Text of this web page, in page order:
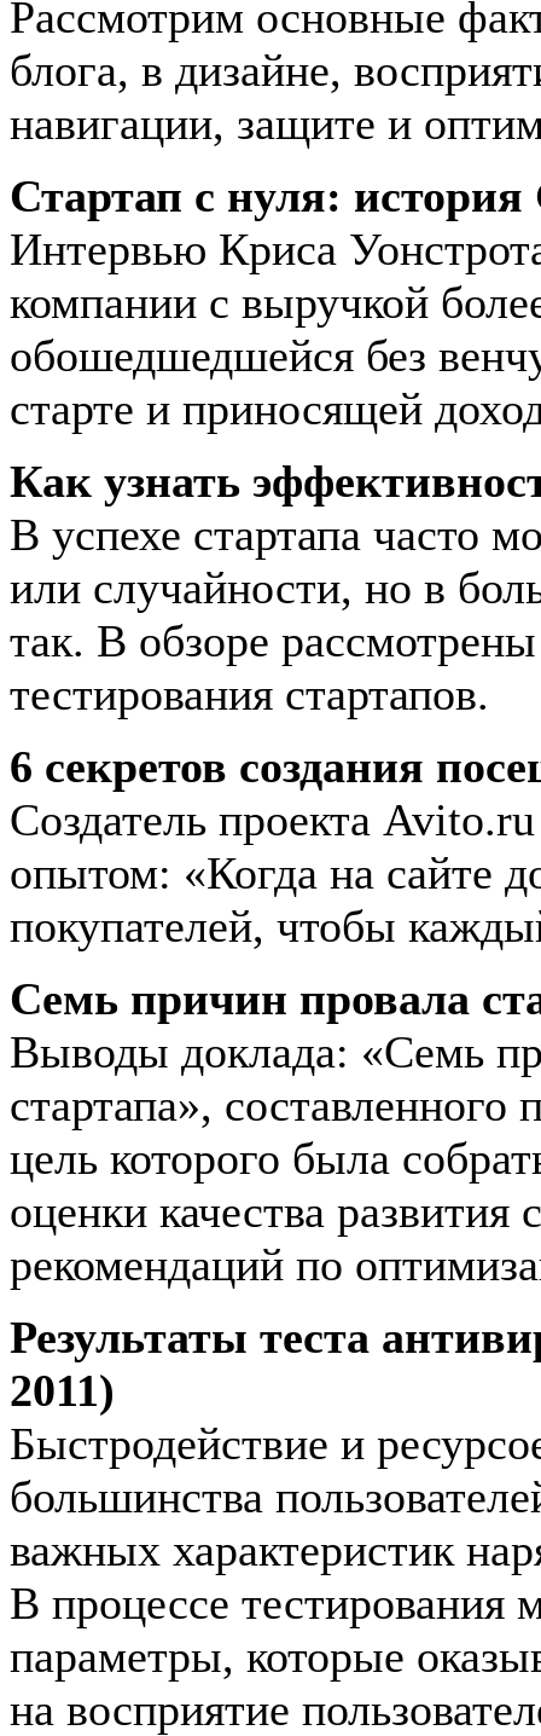
Рассмотрим основные
блога, в дизайне,
навигации, защите и
Стартап с нуля:
Интервью Криса
компании с выручкой
обошедшедшейся без
старте и приносящей
Как узнать
В успехе стартапа часто
или случайности, но в
так. В обзоре
тестирования стартапов.
6 секретов создания
Создатель проекта
опытом: «Когда на сайте
покупателей, чтобы
Семь причин провала
Выводы доклада: «Семь
стартапа», составленного
цель которого была
оценки качества развития
рекомендаций по
Результаты теста
2011)
Быстродействие и
большинства
важных характеристик
В процессе тестирования
параметры, которые
на восприятие